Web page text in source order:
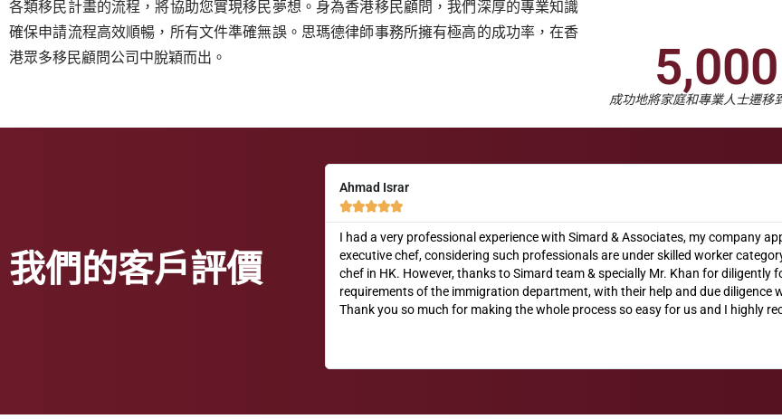
各類移民計畫的流程，將協助您實現移民夢想。身為香港移民顧問，我們深厚的專業知識
確保申請流程高效順暢，所有文件準確無誤。思瑪德律師事務所擁有極高的成功率，在香
港眾多移民顧問公司中脫穎而出。
5,000
成功地將家庭和專業人士遷移
我們的客戶評價
Ahmad Israr

I had a very professional experience with Simard & Associates, my company
executive chef, considering such professionals are under skilled worker
chef in HK. However, thanks to Simard team & specially Mr. Khan for diligently
requirements of the immigration department, with their help and due diligence
Thank you so much for making the whole process so easy for us and I highly